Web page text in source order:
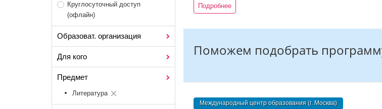
Круглосуточный доступ
(офлайн)
Образоват. организация
Для кого
Предмет
Литература
Подробнее
Поможем подобрать
Международный центр образования (г. Москва)